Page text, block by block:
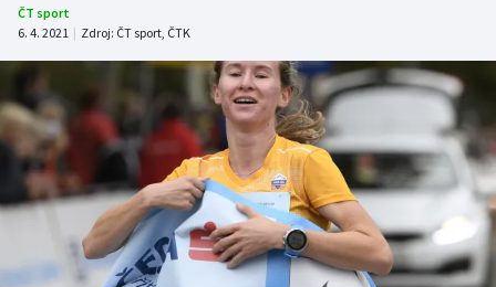
Cyklistika
DALŠÍ SPORTY
Americký fotbal
Baseball a softbal
Basketbal
Biatlon
NEPŘEHLÉDNĚTE
Soutěže
Historické návraty
Aplikace ČT sport
ČT sport
6. 4. 2021 | Zdroj: ČT sport, ČTK